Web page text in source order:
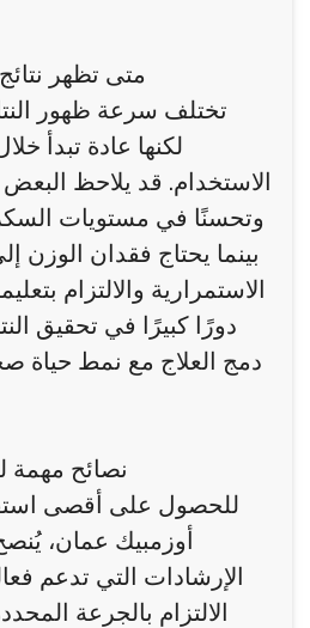
متى تظهر
تختلف سرعة ظهور
لكنها عادة تبدأ
الاستخدام. قد يلاحظ
وتحسنًا في مستويات
بينما يحتاج فقدان الوزن
الاستمرارية والالتزام
دورًا كبيرًا في تحقيق
دمج العلاج مع نمط حياة
نصائح مهمة
للحصول على أقصى
أوزمبيك عمان،
الإرشادات التي تدعم
الالتزام بالجرعة